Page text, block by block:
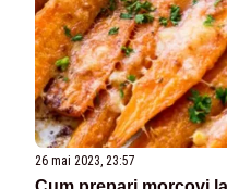
26 mai 2023, 23:57